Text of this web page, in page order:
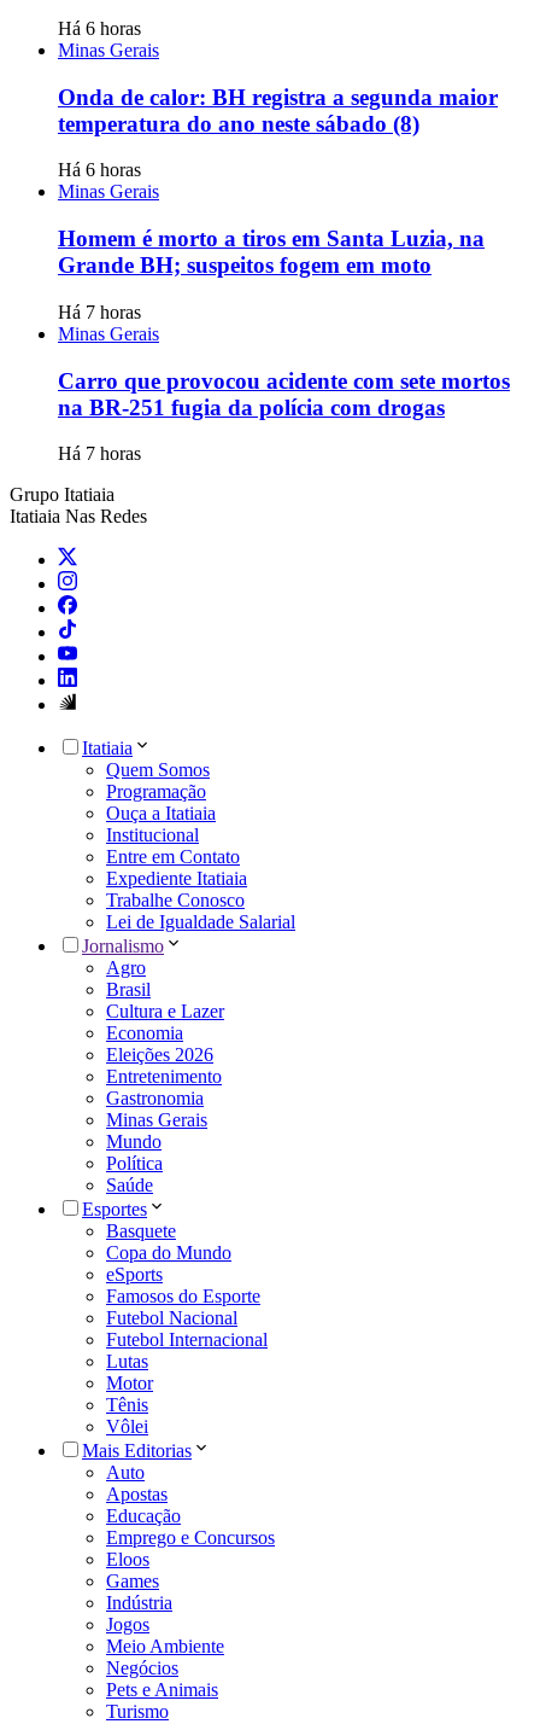
Há 6 horas
Minas Gerais
Onda de calor: BH registra a segunda maior
temperatura do ano neste sábado (8)
Há 6 horas
Minas Gerais
Homem é morto a tiros em Santa Luzia, na
Grande BH; suspeitos fogem em moto
Há 7 horas
Minas Gerais
Carro que provocou acidente com sete mortos
na BR-251 fugia da polícia com drogas
Há 7 horas
Grupo Itatiaia
Itatiaia Nas Redes
Itatiaia
Quem Somos
Programação
Ouça a Itatiaia
Institucional
Entre em Contato
Expediente Itatiaia
Trabalhe Conosco
Lei de Igualdade Salarial
Jornalismo
Agro
Brasil
Cultura e Lazer
Economia
Eleições 2026
Entretenimento
Gastronomia
Minas Gerais
Mundo
Política
Saúde
Esportes
Basquete
Copa do Mundo
eSports
Famosos do Esporte
Futebol Nacional
Futebol Internacional
Lutas
Motor
Tênis
Vôlei
Mais Editorias
Auto
Apostas
Educação
Emprego e Concursos
Eloos
Games
Indústria
Jogos
Meio Ambiente
Negócios
Pets e Animais
Turismo